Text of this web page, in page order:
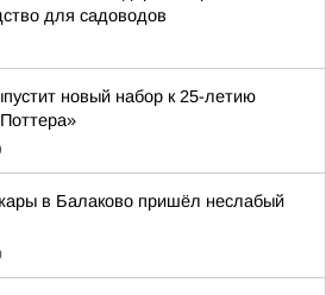
для садоводов
новый набор к 25-летию
в Балаково пришёл неслабый